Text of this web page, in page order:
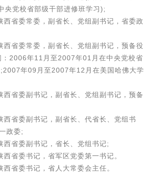
央党校省部级干部进修班学习);
西省委常委，副省长、党组副书记，省委政
西省委常委，副省长、党组副书记，预备役
2006年11月至2007年01月在中央党校省
年09月至2007年12月在美国哈佛大学
西省委副书记，副省长、党组副书记，预备
西省委副书记，副省长、代省长、党组书
政委;
西省委副书记，省长、党组书记;
省委书记，省军区党委第一书记。
省委书记，省人大常委会主任。